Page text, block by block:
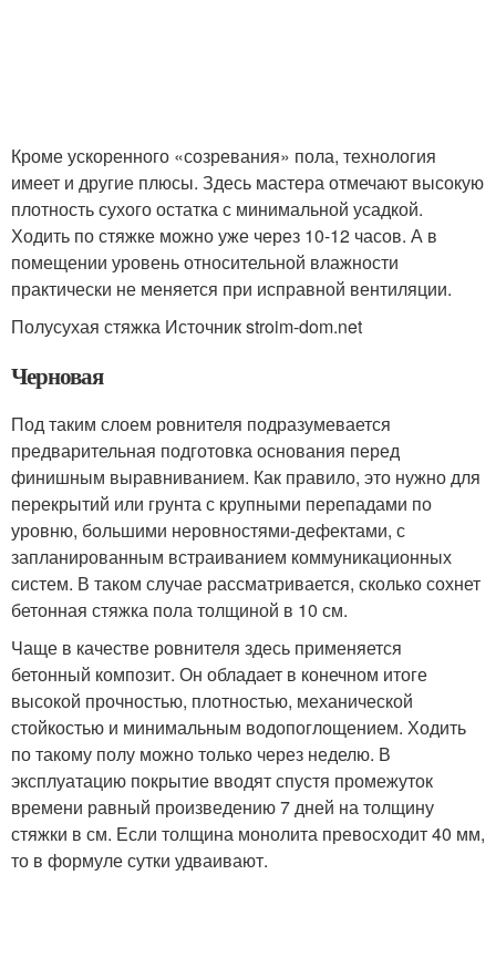
Кроме ускоренного «созревания» пола, технология
имеет и другие плюсы. Здесь мастера отмечают высокую
плотность сухого остатка с минимальной усадкой.
Ходить по стяжке можно уже через 10-12 часов. А в
помещении уровень относительной влажности
практически не меняется при исправной вентиляции.
Полусухая стяжка Источник stroim-dom.net
Черновая
Под таким слоем ровнителя подразумевается
предварительная подготовка основания перед
финишным выравниванием. Как правило, это нужно для
перекрытий или грунта с крупными перепадами по
уровню, большими неровностями-дефектами, с
запланированным встраиванием коммуникационных
систем. В таком случае рассматривается, сколько сохнет
бетонная стяжка пола толщиной в 10 см.
Чаще в качестве ровнителя здесь применяется
бетонный композит. Он обладает в конечном итоге
высокой прочностью, плотностью, механической
стойкостью и минимальным водопоглощением. Ходить
по такому полу можно только через неделю. В
эксплуатацию покрытие вводят спустя промежуток
времени равный произведению 7 дней на толщину
стяжки в см. Если толщина монолита превосходит 40 мм,
то в формуле сутки удваивают.